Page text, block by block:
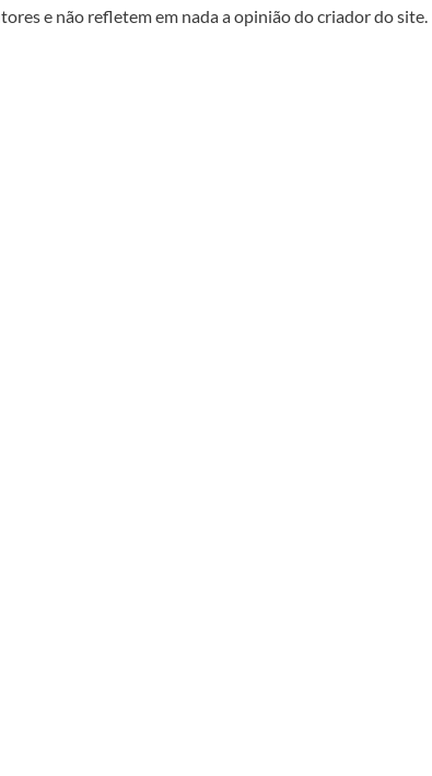
e não refletem em nada a opinião do criador do site.